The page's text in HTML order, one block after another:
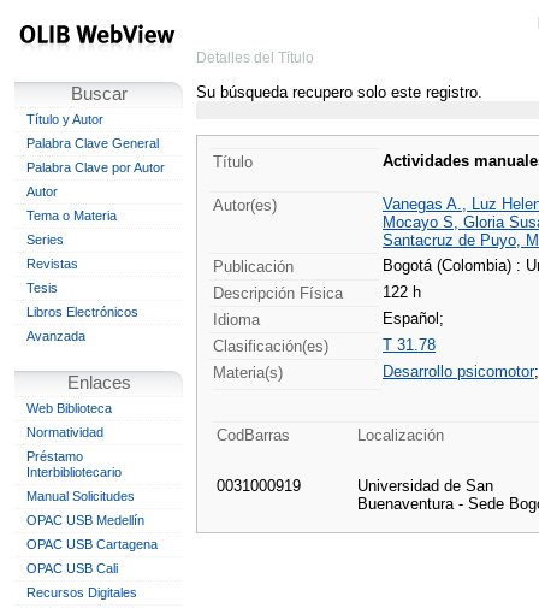
Buscar
Título y Autor
Palabra Clave General
Palabra Clave por Autor
Autor
Tema o Materia
Series
Revistas
Tesis
Libros Electrónicos
Avanzada
Enlaces
Web Biblioteca
Normatividad
Préstamo
Interbibliotecario
Manual Solicitudes
OPAC USB Medellín
OPAC USB Cartagena
OPAC USB Cali
Recursos Digitales
Detalles del Título
Su búsqueda recupero solo este registro.
Título Actividades
Autor(es)
Vanegas A., Luz
Mocayo S, Gloria
Santacruz de Puyo,
Publicación
Bogotá (Colombia) :
Descripción Física
122 h
Idioma
Español;
Clasificación(es)
T 31.78
Materia(s)
Desarrollo psicomotor
CodBarras Localización
0031000919
Universidad de San
Buenaventura - Sede